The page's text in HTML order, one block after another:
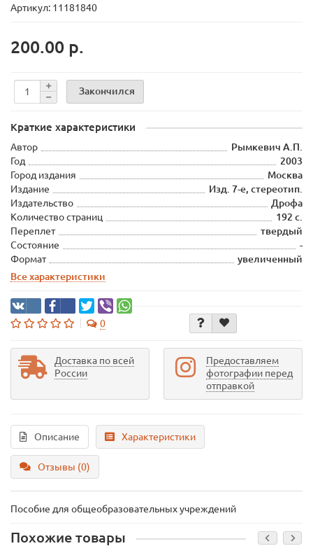
Артикул: 11181840
200.00 р.
Закончился
Краткие характеристики
Автор
Рымкевич А.П.
Год
2003
Город издания
Москва
Издание
Изд. 7-е, стереотип.
Издательство
Дрофа
Количество страниц
192 с.
Переплет
твердый
Состояние
-
Формат
увеличенный
Все характеристики
0
Доставка по всей
России
Предоставляем
фотографии перед
отправкой
Описание Характеристики
Отзывы (0)
Пособие для общеобразовательных учреждений
Похожие товары